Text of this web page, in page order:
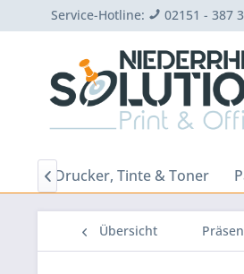
Service-Hotline: 02151 - 387
Drucker, Tinte & Toner

Übersicht